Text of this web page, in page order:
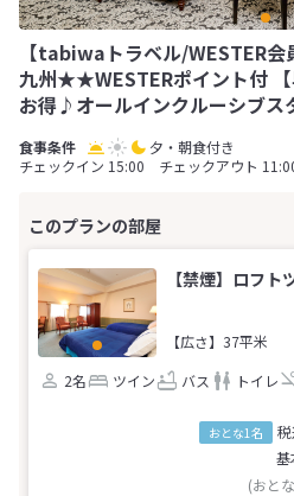
【tabiwaトラベル/WESTER
九州★★WESTERポイント付
お得♪オールインクルーシブ
夕・朝食付き
チェックイン 15:00 チェックアウト
【禁煙】ロフ
【広さ】37平米
2名
ツイン バス トイレ
おとな1名
基
(おと